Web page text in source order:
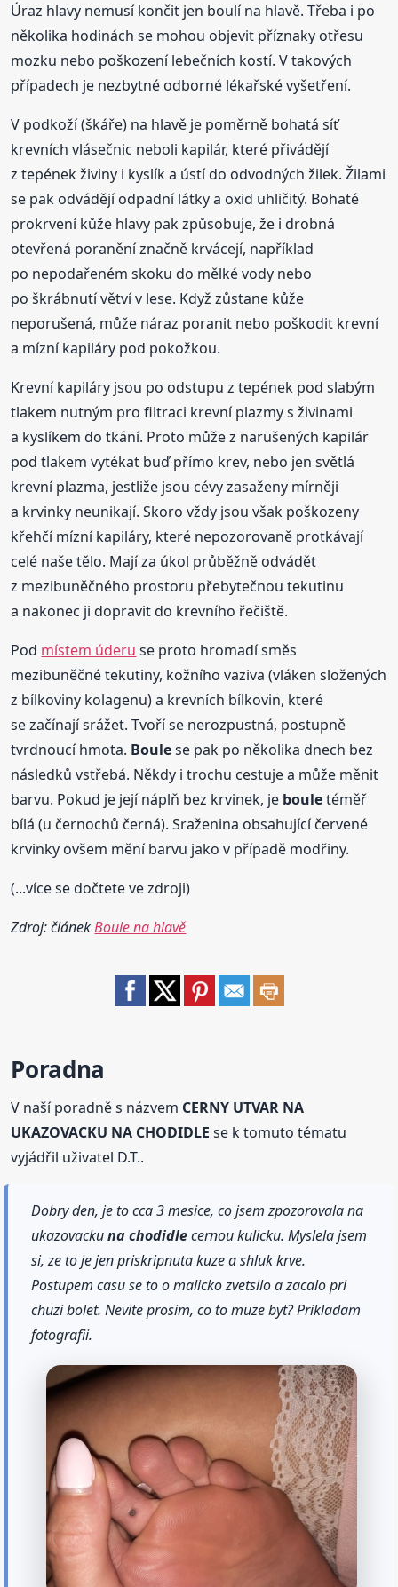
Úraz hlavy nemusí končit jen boulí na hlavě. Třeba i po
několika hodinách se mohou objevit příznaky otřesu
mozku nebo poškození lebečních kostí. V takových
případech je nezbytné odborné lékařské vyšetření.
V podkoží (škáře) na hlavě je poměrně bohatá síť
krevních vlásečnic neboli kapilár, které přivádějí
z tepének živiny i kyslík a ústí do odvodných žilek. Žilami
se pak odvádějí odpadní látky a oxid uhličitý. Bohaté
prokrvení kůže hlavy pak způsobuje, že i drobná
otevřená poranění značně krvácejí, například
po nepodařeném skoku do mělké vody nebo
po škrábnutí větví v lese. Když zůstane kůže
neporušená, může náraz poranit nebo poškodit krevní
a mízní kapiláry pod pokožkou.
Krevní kapiláry jsou po odstupu z tepének pod slabým
tlakem nutným pro filtraci krevní plazmy s živinami
a kyslíkem do tkání. Proto může z narušených kapilár
pod tlakem vytékat buď přímo krev, nebo jen světlá
krevní plazma, jestliže jsou cévy zasaženy mírněji
a krvinky neunikají. Skoro vždy jsou však poškozeny
křehčí mízní kapiláry, které nepozorovaně protkávají
celé naše tělo. Mají za úkol průběžně odvádět
z mezibuněčného prostoru přebytečnou tekutinu
a nakonec ji dopravit do krevního řečiště.
Pod místem úderu se proto hromadí směs
mezibuněčné tekutiny, kožního vaziva (vláken složených
z bílkoviny kolagenu) a krevních bílkovin, které
se začínají srážet. Tvoří se nerozpustná, postupně
tvrdnoucí hmota. Boulese pak po několika dnech bez
následků vstřebá. Někdy i trochu cestuje a může měnit
barvu. Pokud je její náplň bez krvinek, je bouletéměř
bílá (u černochů černá). Sraženina obsahující červené
krvinky ovšem mění barvu jako v případě modřiny.
(...více se dočtete ve zdroji)
Zdroj: článekBoule na hlavě
Poradna
V naší poradně s názvem CERNY UTVAR NA
UKAZOVACKU NA CHODIDLE se k tomuto tématu
vyjádřil uživatel D.T..
Dobry den, je to cca 3 mesice, co jsem zpozorovala na
ukazovackuna chodidlecernou kulicku. Myslela jsem
si, ze to je jen priskripnuta kuze a shluk krve.
Postupem casu se to o malicko zvetsilo a zacalo pri
chuzi bolet. Nevite prosim, co to muze byt? Prikladam
fotografii.